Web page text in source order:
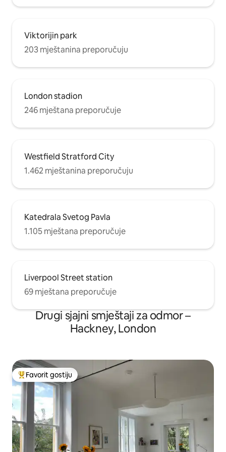
Viktorijin park
203 mještanina preporučuju
London stadion
246 mještana preporučuje
Westfield Stratford City
1.462 mještanina preporučuju
Katedrala Svetog Pavla
1.105 mještana preporučuje
Liverpool Street station
69 mještana preporučuje
Drugi sjajni smještaji za odmor –
Hackney, London
Glavni favorit gostiju
Favorit gostiju